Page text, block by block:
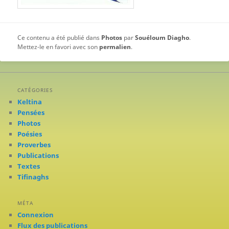
Ce contenu a été publié dans Photos parSouéloum Diagho.
Mettez-le en favori avec son permalien.
CATÉGORIES
Keltina
Pensées
Photos
Poésies
Proverbes
Publications
Textes
Tifinaghs
MÉTA
Connexion
Flux des publications